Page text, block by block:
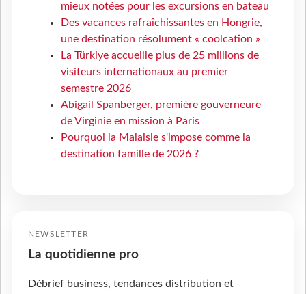
mieux notées pour les excursions en bateau
Des vacances rafraîchissantes en Hongrie,
une destination résolument « coolcation »
La Türkiye accueille plus de 25 millions de
visiteurs internationaux au premier
semestre 2026
Abigail Spanberger, première gouverneure
de Virginie en mission à Paris
Pourquoi la Malaisie s'impose comme la
destination famille de 2026 ?
NEWSLETTER
La quotidienne pro
Débrief business, tendances distribution et